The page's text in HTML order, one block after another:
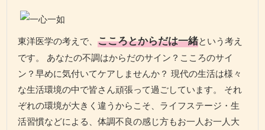
東洋医学の考えで、こころとからだは一緒という考え
です。 あなたの不調はからだのサイン？こころのサイ
ン？早めに気付いてケアしませんか？ 現代の生活は様々
な生活環境の中で皆さん頑張って過ごしています。 それ
ぞれの環境が大きく違うからこそ、ライフステージ・生
活習慣などによる、体調不良の感じ方もお一人お一人大